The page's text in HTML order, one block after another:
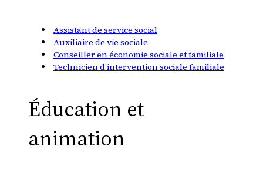
Assistant de service social
Auxiliaire de vie sociale
Conseiller en économie sociale et familiale
Technicien d’intervention sociale familiale
Éducation et
animation